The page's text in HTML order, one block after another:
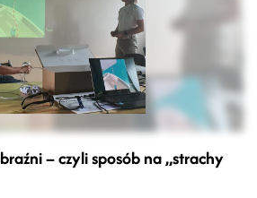
– czyli sposób na „strachy